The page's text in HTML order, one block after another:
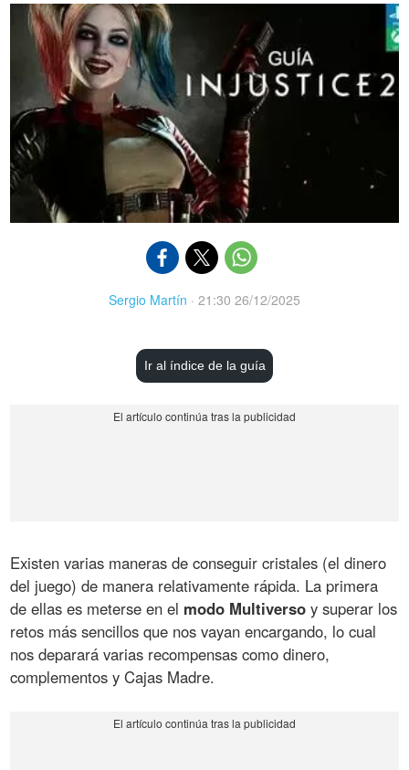
Sergio Martín · 21:30 26/12/2025
Ir al índice de la guía
Existen varias maneras de conseguir cristales (el dinero
del juego) de manera relativamente rápida. La primera
de ellas es meterse en el modo Multiverso y superar los
retos más sencillos que nos vayan encargando, lo cual
nos deparará varias recompensas como dinero,
complementos y Cajas Madre.